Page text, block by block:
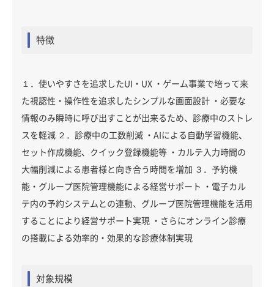
特徴
１．使いやすさを追求したUI・UX ・ゲーム事業で培って来
た視認性・操作性を追求したシンプルな画面設計 ・必要な
情報のみ瞬時に呼び出すことが出来るため、診療中のストレ
スを軽減 ２．診療中の工数削減 ・AIによる自動学習機能、
セット作成機能、クイック登録機能等 ・カルテ入力時間の
大幅削減による患者様と向き合う時間を増加 ３．予約機
能・グループ医院管理機能による経営サポート ・電子カル
テ内の予約システムとの連動、グループ医院管理機能を活用
することにより経営サポート実現 ・さらにオンライン診療
の搭載による効率的・効果的な診療体制実現
対象規模